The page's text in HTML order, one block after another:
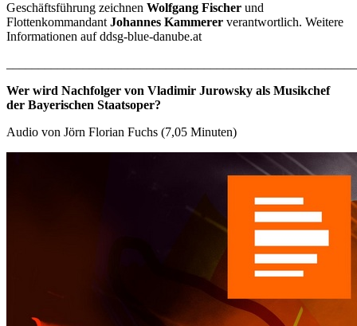
Geschäftsführung zeichnen Wolfgang Fischer und
Flottenkommandant Johannes Kammerer verantwortlich. Weitere
Informationen auf ddsg-blue-danube.at
Wer wird Nachfolger von Vladimir Jurowsky als Musikchef
der Bayerischen Staatsoper?
Audio von Jörn Florian Fuchs (7,05 Minuten)